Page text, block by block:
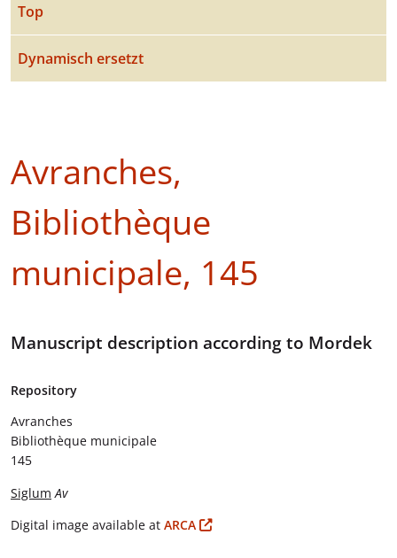
Top
Dynamisch ersetzt
Avranches,
Bibliothèque
municipale, 145
Manuscript description according to Mordek
Repository
Avranches
Bibliothèque municipale
145
Siglum Av
Digital image available at ARCA